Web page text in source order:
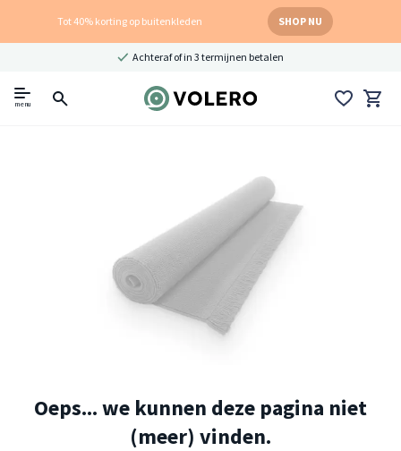
Tot 40% korting op buitenkleden SHOP NU
Achteraf of in 3 termijnen betalen
menu
Oeps... we kunnen deze pagina niet
(meer) vinden.